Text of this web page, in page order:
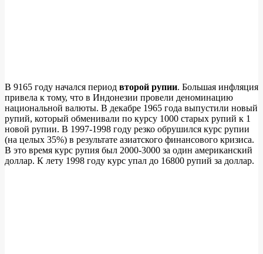
В 9165 году начался период второй рупии. Большая инфляция
привела к тому, что в Индонезии провели деноминацию
национальной валюты. В декабре 1965 года выпустили новый
рупий, который обменивали по курсу 1000 старых рупий к 1
новой рупии. В 1997-1998 году резко обрушился курс рупии
(на целых 35%) в результате азиатского финансового кризиса.
В это время курс рупия был 2000-3000 за один американский
доллар. К лету 1998 году курс упал до 16800 рупий за доллар.